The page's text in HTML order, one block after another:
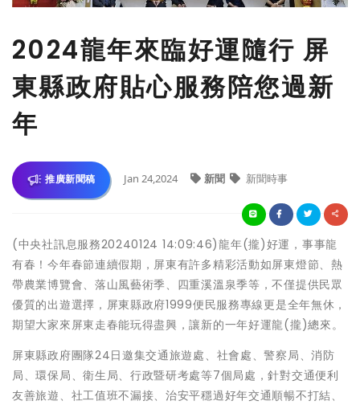
2024龍年來臨好運隨行 屏
東縣政府貼心服務陪您過新
年
推廣新聞稿 Jan 24,2024 新聞 新聞時事
(中央社訊息服務20240124 14:09:46)龍年(攏)好運，事事龍
有春！今年春節連續假期，屏東有許多精彩活動如屏東燈節、熱
帶農業博覽會、落山風藝術季、四重溪溫泉季等，不僅提供民眾
優質的出遊選擇，屏東縣政府1999便民服務專線更是全年無休，
期望大家來屏東走春能玩得盡興，讓新的一年好運龍(攏)總來。
屏東縣政府團隊24日邀集交通旅遊處、社會處、警察局、消防
局、環保局、衛生局、行政暨研考處等7個局處，針對交通便利
友善旅遊、社工值班不漏接、治安平穩過好年交通順暢不打結、